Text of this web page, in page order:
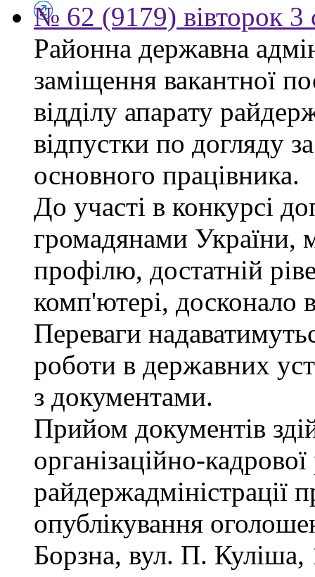
№ 62 (9179) вівторок 3
Районна державна
заміщення вакантної
відділу апарату
відпустки по догляду
основного працівника.
До участі в конкурсі
громадянами України,
профілю, достатній
комп'ютері, досконало
Переваги
роботи в державних
з документами.
Прийом документів
організаційно-
райдержадміністрації
опублікування
Борзна, вул. П.